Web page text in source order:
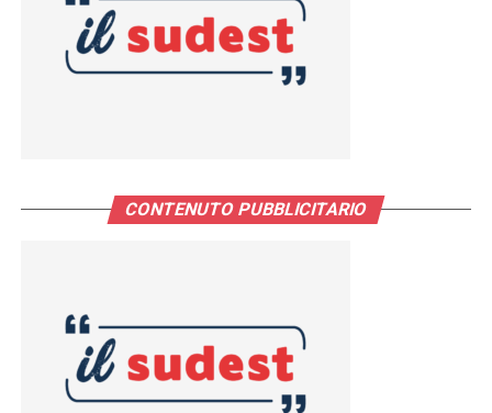
CONTENUTO PUBBLICITARIO